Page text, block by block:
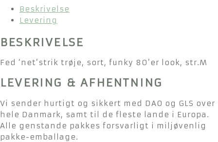
Beskrivelse
Levering
BESKRIVELSE
Fed ‘net’strik trøje, sort, funky 80’er look, str.M
LEVERING & AFHENTNING
Vi sender hurtigt og sikkert med DAO og GLS over
hele Danmark, samt til de fleste lande i Europa.
Alle genstande pakkes forsvarligt i miljøvenlig
pakke-emballage.